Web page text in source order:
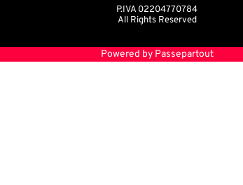
P.IVA 02204770784
All Rights Reserved
Powered by Passepartout